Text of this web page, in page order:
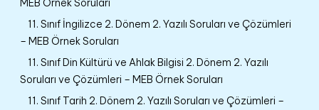
MEB Örnek Soruları
11. Sınıf İngilizce 2. Dönem 2. Yazılı Soruları ve Çözümleri
– MEB Örnek Soruları
11. Sınıf Din Kültürü ve Ahlak Bilgisi 2. Dönem 2. Yazılı
Soruları ve Çözümleri – MEB Örnek Soruları
11. Sınıf Tarih 2. Dönem 2. Yazılı Soruları ve Çözümleri –